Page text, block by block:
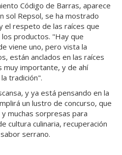
Código de Barras, aparece
sol Repsol, se ha mostrado
el respeto de las raíces que
productos. "Hay que
viene uno, pero vista la
están anclados en las raíces
muy importante, y de ahí
tradición".
y ya está pensando en la
un lustro de concurso, que
muchas sorpresas para
cultura culinaria, recuperación
serrano.